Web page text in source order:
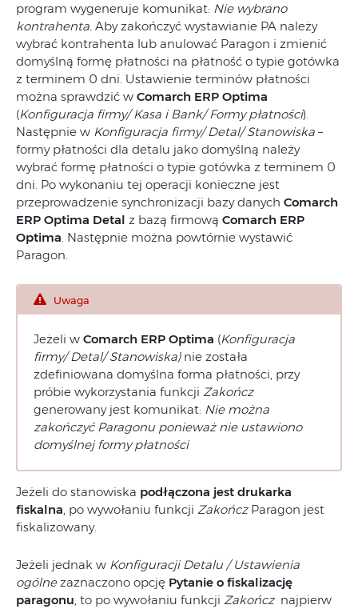
program wygeneruje komunikat: Nie wybrano
kontrahenta. Aby zakończyć wystawianie PA należy
wybrać kontrahenta lub anulować Paragon i zmienić
domyślną formę płatności na płatność o typie gotówka
z terminem 0 dni. Ustawienie terminów płatności
można sprawdzić w Comarch ERP Optima
(Konfiguracja firmy/ Kasa i Bank/ Formy płatności).
Następnie w Konfiguracja firmy/ Detal/ Stanowiska –
formy płatności dla detalu jako domyślną należy
wybrać formę płatności o typie gotówka z terminem 0
dni. Po wykonaniu tej operacji konieczne jest
przeprowadzenie synchronizacji bazy danych Comarch
ERP Optima Detal z bazą firmową Comarch ERP
Optima. Następnie można powtórnie wystawić
Paragon.
Uwaga
Jeżeli w Comarch ERP Optima (Konfiguracja
firmy/ Detal/ Stanowiska) nie została
zdefiniowana domyślna forma płatności, przy
próbie wykorzystania funkcji Zakończ
generowany jest komunikat: Nie można
zakończyć Paragonu ponieważ nie ustawiono
domyślnej formy płatności
Jeżeli do stanowiska podłączona jest drukarka
fiskalna, po wywołaniu funkcji ZakończParagon jest
fiskalizowany.
Jeżeli jednak w Konfiguracji Detalu / Ustawienia
ogólnezaznaczono opcję Pytanie o fiskalizację
paragonu, to po wywołaniu funkcji Zakończnajpierw